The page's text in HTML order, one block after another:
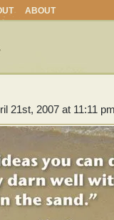
ABOUT
21st, 2007 at 11:11